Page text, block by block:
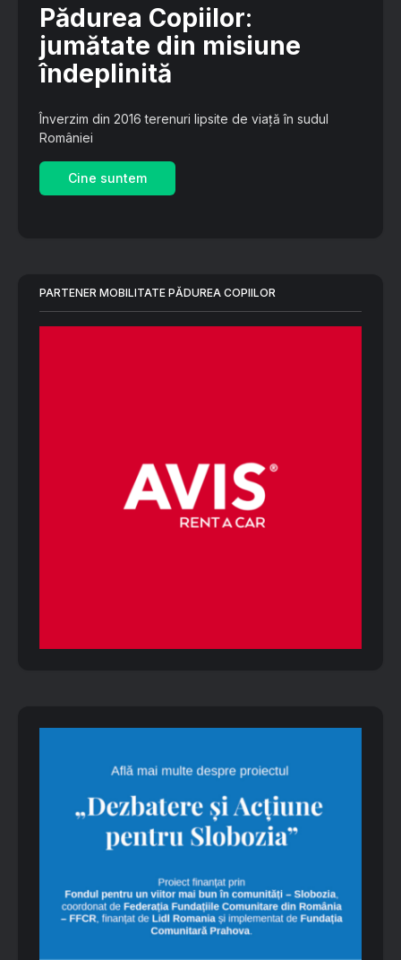
Pădurea Copiilor:
jumătate din misiune
îndeplinită
Înverzim din 2016 terenuri lipsite de viață în sudul
României
Cine suntem
PARTENER MOBILITATE PĂDUREA COPIILOR